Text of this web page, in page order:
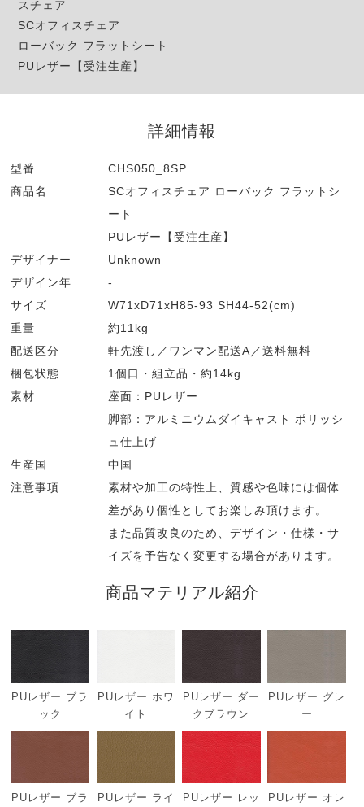
スチェア
SCオフィスチェア
ローバック フラットシート
PUレザー【受注生産】
詳細情報
型番
CHS050_8SP
商品名
SCオフィスチェア ローバック フラットシ
ート
PUレザー【受注生産】
デザイナー
Unknown
デザイン年
-
サイズ
W71xD71xH85-93 SH44-52(cm)
重量
約11kg
配送区分
軒先渡し／ワンマン配送A／送料無料
梱包状態
1個口・組立品・約14kg
素材
座面：PUレザー
脚部：アルミニウムダイキャスト ポリッシ
ュ仕上げ
生産国
中国
注意事項
素材や加工の特性上、質感や色味には個体
差があり個性としてお楽しみ頂けます。
また品質改良のため、デザイン・仕様・サ
イズを予告なく変更する場合があります。
商品マテリアル紹介
PUレザー ブラ
ック
PUレザー ホワ
イト
PUレザー ダー
クブラウン
PUレザー グレ
ー
PUレザー ブラ
PUレザー ライ
PUレザー レッ
PUレザー オレ